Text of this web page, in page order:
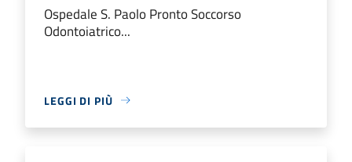
Ospedale S. Paolo Pronto Soccorso
Odontoiatrico...
LEGGI DI PIÙ